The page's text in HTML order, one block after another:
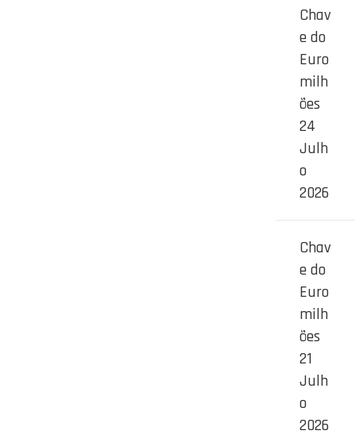
Chav
e do
Euro
milh
ões
24
Julh
o
2026
Chav
e do
Euro
milh
ões
21
Julh
o
2026